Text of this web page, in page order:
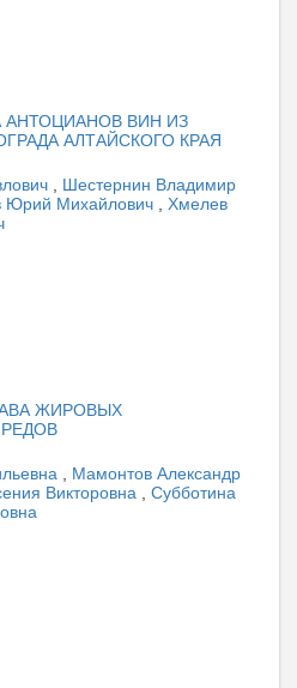
АНТОЦИАНОВ ВИН ИЗ
АЛТАЙСКОГО КРАЯ
Шестернин Владимир
Юрий Михайлович
Хмелев
ЖИРОВЫХ
Мамонтов Александр
Викторовна
Субботина